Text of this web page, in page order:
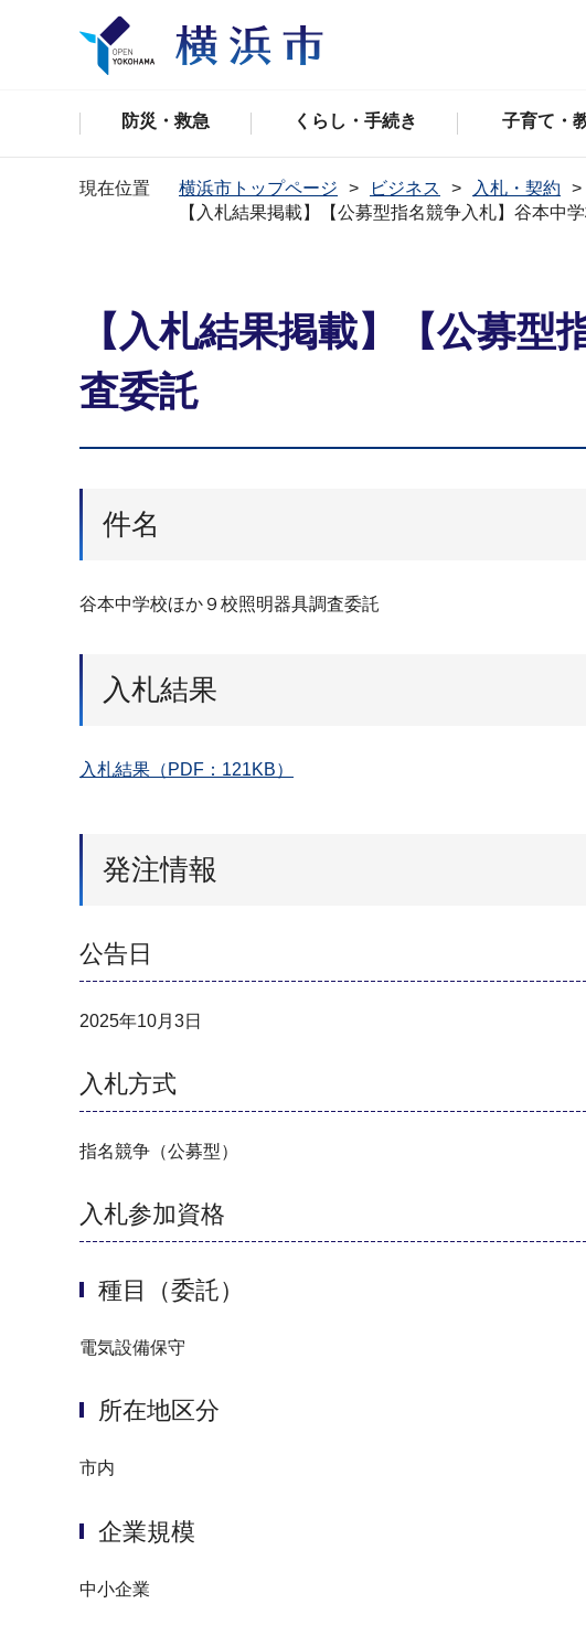
防災・救急 くらし・手続き 子育て・
現在位置 横浜市トップページ ビジネス 入札・契約
【入札結果掲載】【公募型指名競争入札】谷本中
【入札結果掲載】【公募
査委託
件名
谷本中学校ほか９校照明器具調査委託
入札結果
入札結果（PDF：121KB）
発注情報
公告日
2025年10月3日
入札方式
指名競争（公募型）
入札参加資格
種目（委託）
電気設備保守
所在地区分
市内
企業規模
中小企業